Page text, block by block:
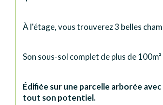
À l'étage, vous trouverez 3 belles
Son sous-sol complet de plus de
Édifiée sur une parcelle arborée
tout son potentiel.